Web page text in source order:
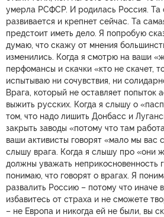
умерла РСФСР. И родилась Россия. Та
развивается и крепнет сейчас. Та
предстоит иметь дело. Я попробую
думаю, что скажу от мнения
изменились. Когда я смотрю на ваши
перфомансы и скачки «кто не скачет,
испытываю ни сочувствия, ни
Врага, который не оставляет попыток
выжить русских. Когда я слышу о
том, что надо лишить Донбасс и
закрыть заводы «потому что там
ваши активисты говорят «мало мы вас
слышу врага. Когда я слышу про «они
должны уважать неприкосновенность
понимаю, что говорят о врагах. Я
развалить Россию – потому что иначе
избавитесь от страха и не сможете
– не Европа и никогда ей не были, вы